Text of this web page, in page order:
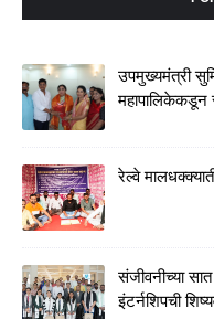
उपमुख्यमंत्री
महापालिकेकडून
रेल्वे
संजीवनीच्या सात
इंटर्नशिपची